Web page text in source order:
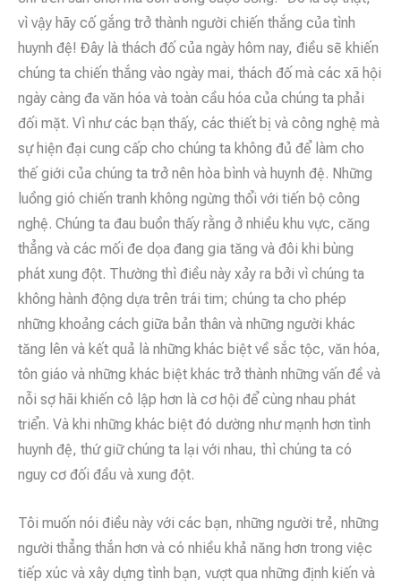
vì vậy hãy cố gắng trở thành người chiến thắng của tình
huynh đệ! Đây là thách đố của ngày hôm nay, điều sẽ khiến
chúng ta chiến thắng vào ngày mai, thách đố mà các xã hội
ngày càng đa văn hóa và toàn cầu hóa của chúng ta phải
đối mặt. Vì như các bạn thấy, các thiết bị và công nghệ mà
sự hiện đại cung cấp cho chúng ta không đủ để làm cho
thế giới của chúng ta trở nên hòa bình và huynh đệ. Những
luồng gió chiến tranh không ngừng thổi với tiến bộ công
nghệ. Chúng ta đau buồn thấy rằng ở nhiều khu vực, căng
thẳng và các mối đe dọa đang gia tăng và đôi khi bùng
phát xung đột. Thường thì điều này xảy ra bởi vì chúng ta
không hành động dựa trên trái tim; chúng ta cho phép
những khoảng cách giữa bản thân và những người khác
tăng lên và kết quả là những khác biệt về sắc tộc, văn hóa,
tôn giáo và những khác biệt khác trở thành những vấn đề và
nỗi sợ hãi khiến cô lập hơn là cơ hội để cùng nhau phát
triển. Và khi những khác biệt đó dường như mạnh hơn tình
huynh đệ, thứ giữ chúng ta lại với nhau, thì chúng ta có
nguy cơ đối đầu và xung đột.
Tôi muốn nói điều này với các bạn, những người trẻ, những
người thẳng thắn hơn và có nhiều khả năng hơn trong việc
tiếp xúc và xây dựng tình bạn, vượt qua những định kiến ​​và